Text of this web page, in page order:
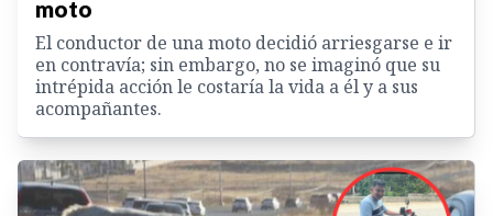
moto
El conductor de una moto decidió arriesgarse e ir
en contravía; sin embargo, no se imaginó que su
intrépida acción le costaría la vida a él y a sus
acompañantes.